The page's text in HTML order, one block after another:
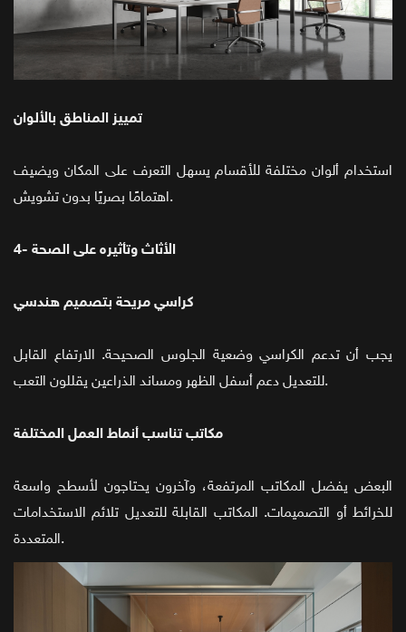
تمييز المناطق بالألوان
استخدام ألوان مختلفة للأقسام يسهل التعرف على المكان ويضيف
اهتمامًا بصريًا بدون تشويش.
4- الأثاث وتأثيره على الصحة
كراسي مريحة بتصميم هندسي
يجب أن تدعم الكراسي وضعية الجلوس الصحيحة. الارتفاع القابل
للتعديل دعم أسفل الظهر ومساند الذراعين يقللون التعب.
مكاتب تناسب أنماط العمل المختلفة
البعض يفضل المكاتب المرتفعة، وآخرون يحتاجون لأسطح واسعة
للخرائط أو التصميمات. المكاتب القابلة للتعديل تلائم الاستخدامات
المتعددة.